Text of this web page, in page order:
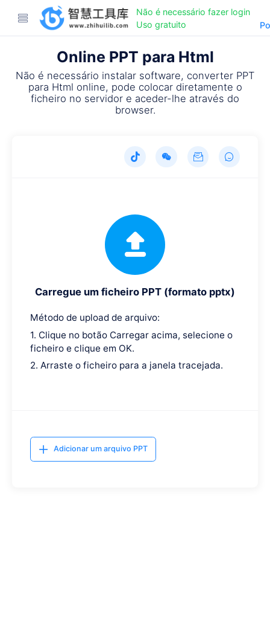
Não é necessário fazer login
Uso gratuito
Online PPT para Html
Não é necessário instalar software, converter PPT
para Html online, pode colocar diretamente o
ficheiro no servidor e aceder-lhe através do
browser.
Carregue um ficheiro PPT (formato pptx)
Método de upload de arquivo:
1. Clique no botão Carregar acima, selecione o
ficheiro e clique em OK.
2. Arraste o ficheiro para a janela tracejada.
Adicionar um arquivo PPT